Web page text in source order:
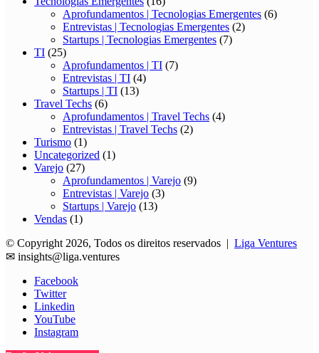
Aprofundamentos | Tecnologias Emergentes (6)
Entrevistas | Tecnologias Emergentes (2)
Startups | Tecnologias Emergentes (7)
TI (25)
Aprofundamentos | TI (7)
Entrevistas | TI (4)
Startups | TI (13)
Travel Techs (6)
Aprofundamentos | Travel Techs (4)
Entrevistas | Travel Techs (2)
Turismo (1)
Uncategorized (1)
Varejo (27)
Aprofundamentos | Varejo (9)
Entrevistas | Varejo (3)
Startups | Varejo (13)
Vendas (1)
© Copyright 2026, Todos os direitos reservados | Liga Ventures
✉ insights@liga.ventures
Facebook
Twitter
Linkedin
YouTube
Instagram